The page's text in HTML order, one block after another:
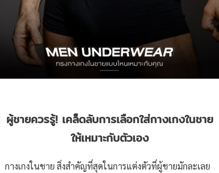
ผู้ชายควรรู้! เคล็ดลับการเลือกใส่กางเกงในชาย
ให้เหมาะกับตัวเอง
กางเกงในชาย สิ่งสำคัญที่สุดในการแต่งตัวที่ผู้ชายมักละเลย